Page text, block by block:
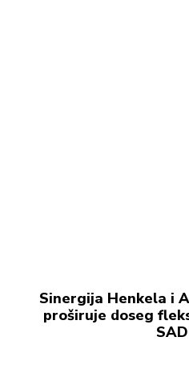
Sinergija Henkela i
proširuje doseg